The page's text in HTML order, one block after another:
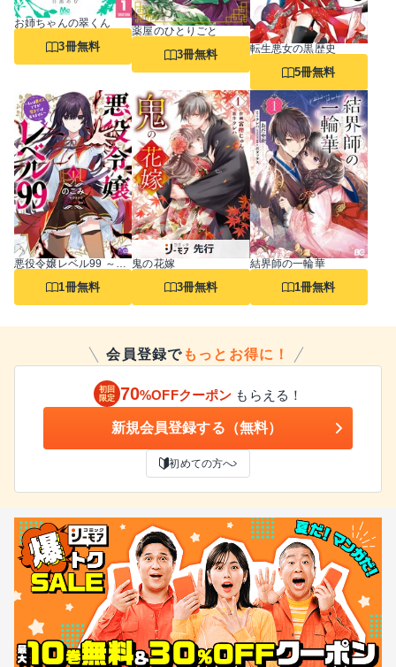
お姉ちゃんの翠くん
3冊無料
薬屋のひとりごと
3冊無料 転生悪女の黒歴史
5冊無料
悪役令嬢レベル99 ～私は裏ボスですが魔王ではありません～
1冊無料
鬼の花嫁
3冊無料
結界師の一輪華
1冊無料
会員登録で もっとお得に！
初回
限定 70%OFFクーポン もらえる！
新規会員登録する（無料）
初めての方へ